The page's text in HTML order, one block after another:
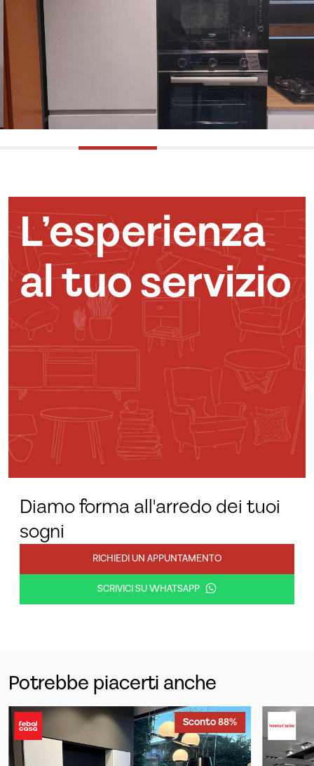
L’esperienza
al tuo servizio
Diamo forma all'arredo dei tuoi
sogni
RICHIEDI UN APPUNTAMENTO
SCRIVICI SU WHATSAPP
Potrebbe piacerti anche
Sconto 88%